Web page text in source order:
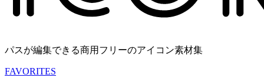
パスが編集できる商用フリーのアイコン素材集
FAVORITES